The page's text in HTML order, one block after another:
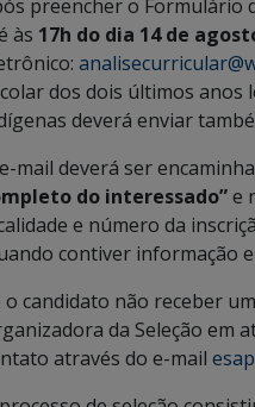
preencher o Formulário
às 17h do dia 14 de
dos dois últimos anos
deverá enviar
mail deverá ser
do interessado”e
e número da
contiver informação
o candidato não receber
da Seleção em
através do e-mail